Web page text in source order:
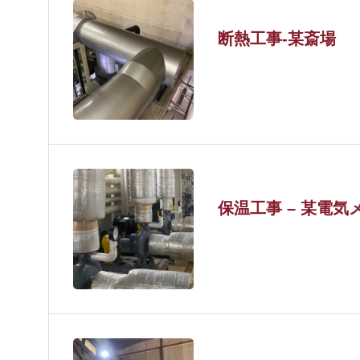
断熱工事-某斎場
保温工事 – 某電気